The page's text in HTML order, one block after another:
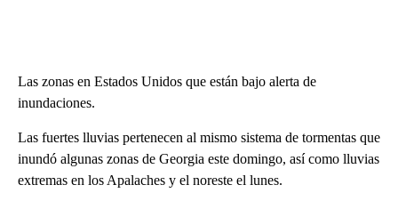
Las zonas en Estados Unidos que están bajo alerta de
inundaciones.
Las fuertes lluvias pertenecen al mismo sistema de tormentas que
inundó algunas zonas de Georgia este domingo, así como lluvias
extremas en los Apalaches y el noreste el lunes.